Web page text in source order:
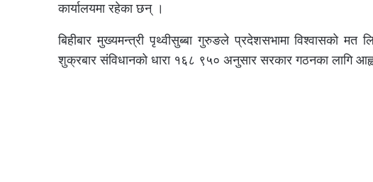
कार्यालयमा रहेका छन् ।
बिहीबार मुख्यमन्त्री पृथ्वीसुब्बा गुरुङले प्रदेशसभामा विश्वासको
शुक्रबार संविधानको धारा १६८ ९५० अनुसार सरकार गठनका लागि